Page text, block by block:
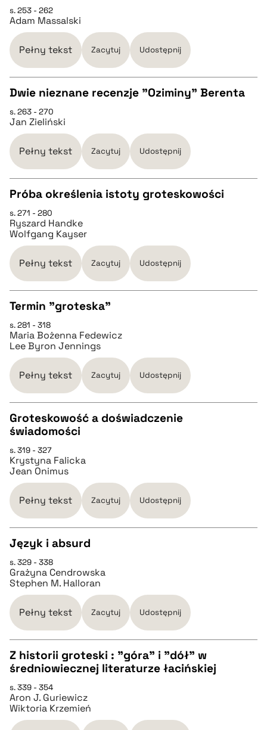
pobierz cytat
BIBTEX
s. 253 - 262
Adam Massalski
Pełny tekst Zacytuj Udostępnij
CZYSTY TEKST
pobierz cytat
BIBTEX
pobierz cytat
Dwie nieznane recenzje "Oziminy" Berenta
s. 263 - 270
Jan Zieliński
Pełny tekst Zacytuj Udostępnij
CZYSTY TEKST
pobierz cytat
BIBTEX
pobierz cytat
Próba określenia istoty groteskowości
s. 271 - 280
Ryszard Handke
Wolfgang Kayser
Pełny tekst Zacytuj Udostępnij
CZYSTY TEKST
pobierz cytat
BIBTEX
pobierz cytat
Termin "groteska"
s. 281 - 318
Maria Bożenna Fedewicz
Lee Byron Jennings
Pełny tekst Zacytuj Udostępnij
pobierz cytat
pobierz cytat
Groteskowość a doświadczenie
świadomości
s. 319 - 327
Krystyna Falicka
Jean Onimus
Pełny tekst Zacytuj Udostępnij
CZYSTY TEKST
pobierz cytat
BIBTEX
pobierz cytat
Język i absurd
s. 329 - 338
Grażyna Cendrowska
Stephen M. Halloran
Pełny tekst Zacytuj Udostępnij
pobierz cytat
Z historii groteski : "góra" i "dół" w
średniowiecznej literaturze łacińskiej
s. 339 - 354
Aron J. Guriewicz
Wiktoria Krzemień